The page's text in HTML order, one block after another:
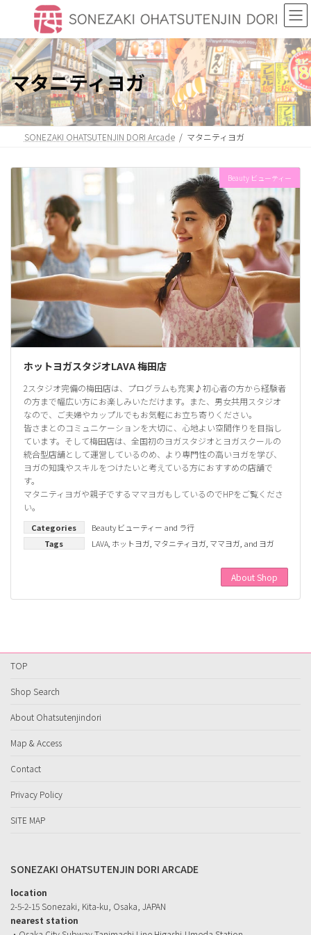
content
Navigation
マタニティヨガ
SONEZAKI OHATSUTENJIN DORI Arcade マタニティヨガ
Beauty ビューティー
ホットヨガスタジオLAVA 梅田店
2スタジオ完備の梅田店は、プログラムも充実♪初心者の方から経験者
の方まで幅広い方にお楽しみいただけます。また、男女共用スタジオ
なので、ご夫婦やカップルでもお気軽にお立ち寄りください。
皆さまとのコミュニケーションを大切に、心地よい空間作りを目指し
ています。そして梅田店は、全国初のヨガスタジオとヨガスクールの
統合型店舗として運営しているのめ、より専門性の高いヨガを学び、
ヨガの知識やスキルをつけたいと考えている方におすすめの店舗で
す。
マタニティヨガや親子でするママヨガもしているのでHPをご覧くださ
い。
Categories Beauty ビューティー and ラ行
Tags
LAVA, ホットヨガ, マタニティヨガ, ママヨガ, and ヨガ
About Shop
TOP
Shop Search
About Ohatsutenjindori
Map & Access
Contact
Privacy Policy
SITE MAP
SONEZAKI OHATSUTENJIN DORI ARCADE
location
2-5-2-15 Sonezaki, Kita-ku, Osaka, JAPAN
nearest station